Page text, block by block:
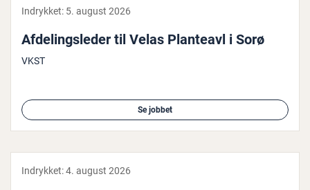
Indrykket: 5. august 2026
Af­de­lings­le­der til Velas Planteavl i Sorø
VKST
Se jobbet
Indrykket:4. august 2026